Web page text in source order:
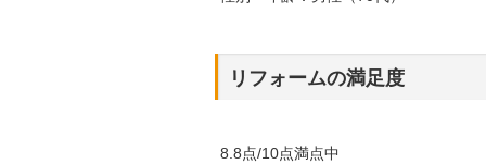
リフォームの満足度
8.8点/10点満点中